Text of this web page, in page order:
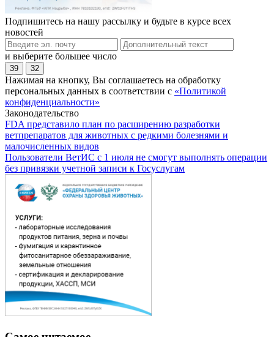
Подпишитесь на нашу рассылку и будьте в курсе всех
новостей
и выберите большее число
39 32
Нажимая на кнопку, Вы соглашаетесь на обработку
персональных данных в соответствии с «Политикой
конфиденциальности»
Законодательство
FDA представило план по расширению разработки
ветпрепаратов для животных с редкими болезнями и
малочисленных видов
Пользователи ВетИС с 1 июля не смогут выполнять операции
без привязки учетной записи к Госуслугам